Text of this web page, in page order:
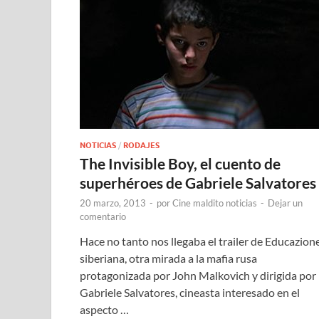
NOTICIAS / RODAJES
The Invisible Boy, el cuento de
superhéroes de Gabriele Salvatores
20 marzo, 2013 - porCine maldito noticias - Dejar un
comentario
Hace no tanto nos llegaba el trailer de
siberiana, otra mirada a la mafia rusa
protagonizada por John Malkovich y dirigida por
Gabriele Salvatores, cineasta interesado en el
aspecto …